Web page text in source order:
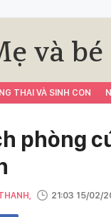
và bé
THAI VÀ SINH CON
phòng
21:03 15/02/